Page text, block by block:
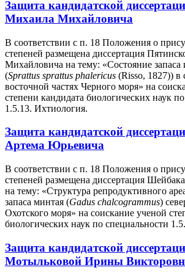
Защита кандидатской
Михаила Михайловича
В соответствии с п. 18 Положения о
степеней размещена диссертация
Михайловича на тему: «Состояние
(Sprattus sprattus phalericus (Risso, 1827)) в
восточной частях Черного моря» на
степени кандидата биологических наук
1.5.13. Ихтиология.
Защита кандидатской
Артема Юрьевича
В соответствии с п. 18 Положения о
степеней размещена диссертация
на тему: «Структура репродуктивного
запаса минтая (Gadus chalcogrammus)
Охотского моря» на соискание ученой
биологических наук по специальности
Защита кандидатской
Мотыльковой Ирины